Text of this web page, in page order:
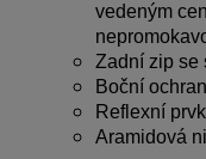
vedeným
Zadní zip se
Boční
Reflexní
Aramidová